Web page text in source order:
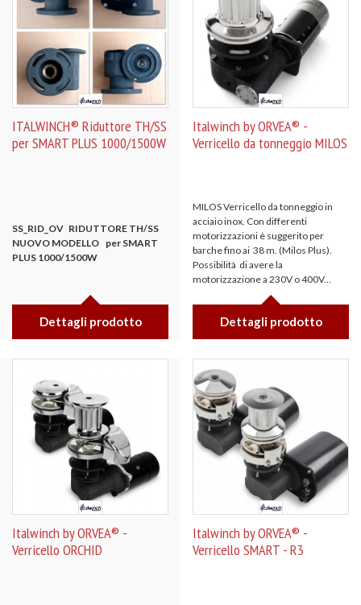
ITALWINCH® Riduttore TH/SS
per SMART PLUS 1000/1500W
SS_RID_OV RIDUTTORE TH/SS
NUOVO MODELLO per SMART
PLUS 1000/1500W
Dettagli prodotto
Italwinch by ORVEA® -
Verricello da tonneggio MILOS
MILOS Verricello da tonneggio in
acciaio inox. Con differenti
motorizzazioni è suggerito per
barche fino ai 38 m. (Milos Plus).
Possibilità di avere la
motorizzazione a 230V o 400V...
Dettagli prodotto
Italwinch by ORVEA® -
Verricello ORCHID
Italwinch by ORVEA® -
Verricello SMART - R3